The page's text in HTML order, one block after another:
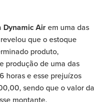
Dynamic Airem uma das
que o estoque
produto,
produção de uma das
horas e esse prejuízos
sendo que o valor da